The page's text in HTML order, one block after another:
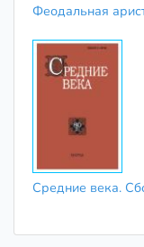
Феодальная
Средние века.